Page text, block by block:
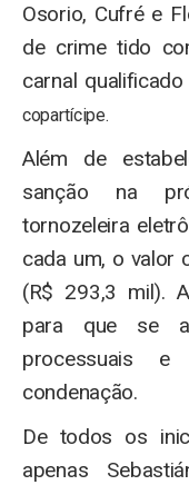
Osorio, Cufré e
de crime tido
carnal
copartícipe.
Além de
sanção na
tornozeleira
cada um, o valor
(R$ 293,3 mil).
para que se
processuais
condenação.
De todos os
apenas